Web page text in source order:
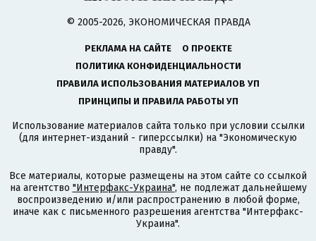
© 2005-2026, ЭКОНОМИЧЕСКАЯ ПРАВДА
РЕКЛАМА НА САЙТЕ
О ПРОЕКТЕ
ПОЛИТИКА КОНФИДЕНЦИАЛЬНОСТИ
ПРАВИЛА ИСПОЛЬЗОВАНИЯ МАТЕРИАЛОВ УП
ПРИНЦИПЫ И ПРАВИЛА РАБОТЫ УП
Использование материалов сайта только при условии ссылки
(для интернет-изданий - гиперссылки) на "Экономическую
правду".
Все материалы, которые размещены на этом сайте со ссылкой
на агентство "Интерфакс-Украина", не подлежат дальнейшему
воспроизведению и/или распространению в любой форме,
иначе как с письменного разрешения агентства "Интерфакс-
Украина".